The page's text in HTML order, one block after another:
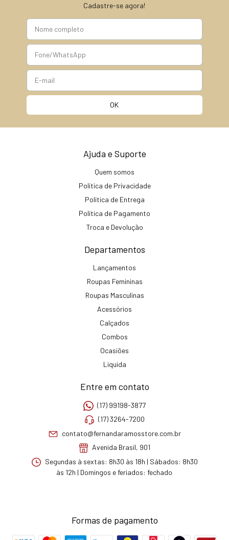
Cadastre-se agora!
Ajuda e Suporte
Quem somos
Política de Privacidade
Política de Entrega
Política de Pagamento
Troca e Devolução
Departamentos
Lançamentos
Roupas Femininas
Roupas Masculinas
Acessórios
Calçados
Combos
Ocasiões
Liquida
Entre em contato
(17) 99198-3877
(17) 3264-7200
contato@fernandaramosstore.com.br
Avenida Brasil, 901
Segundas à sextas: 8h30 às 18h | Sábados: 8h30
às 12h | Domingos e feriados: fechado
Formas de pagamento